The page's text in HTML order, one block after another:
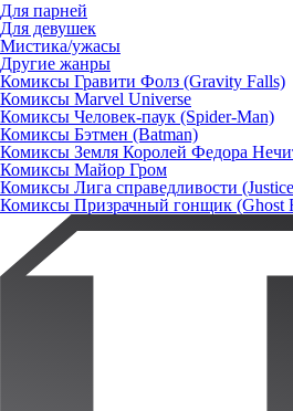
Для парней
Для девушек
Мистика/ужасы
Другие жанры
Комиксы Гравити Фолз (Gravity Falls)
Комиксы Marvel Universe
Комиксы Человек-паук (Spider-Man)
Комиксы Бэтмен (Batman)
Комиксы Земля Королей Федора
Комиксы Майор Гром
Комиксы Лига справедливости
Комиксы Призрачный гонщик (Ghost